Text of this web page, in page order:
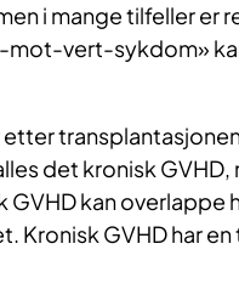
i mange tilfeller er
mot-vert-sykdom»
det kronisk
kan overlappe
Kronisk GVHD har